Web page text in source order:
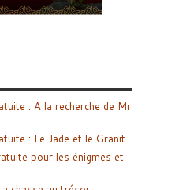
: A la recherche de Mr
: Le Jade et le Granit
pour les énigmes et